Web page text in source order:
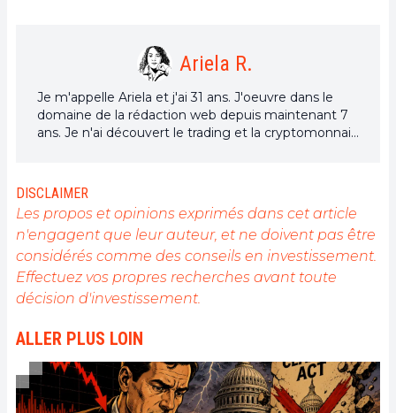
Ariela R.
Je m'appelle Ariela et j'ai 31 ans. J'oeuvre dans le
domaine de la rédaction web depuis maintenant 7
ans. Je n'ai découvert le trading et la cryptomonnaie
sein de la plateforme me permettent d'en
apprendre davantage. Chanteuse à mes heures
perdues, je cultive aussi une grande passion pour la
musique et la lecture (et les animaux !)
DISCLAIMER
Les propos et opinions exprimés dans cet article
n'engagent que leur auteur, et ne doivent pas être
considérés comme des conseils en investissement.
Effectuez vos propres recherches avant toute
décision d'investissement.
ALLER PLUS LOIN